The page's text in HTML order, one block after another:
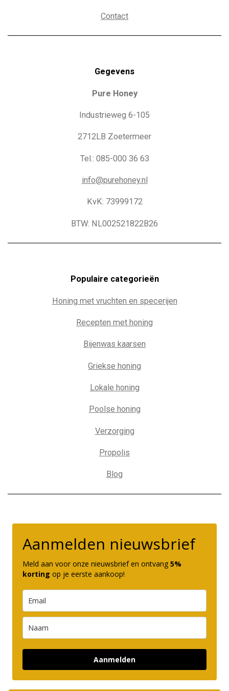
Contact
Gegevens
Pure Honey
Industrieweg 6-105
2712LB Zoetermeer
Tel.: 085-000 36 63
info@purehoney.nl
KvK: 73999172
BTW: NL002521822B26
Populaire categorieën
Honing met vruchten en specerijen
Recepten met honing
Bijenwas kaarsen
Griekse honing
Lokale honing
Poolse honing
Verzorging
Propolis
Blog
Aanmelden nieuwsbrief
Meld aan voor onze nieuwsbrief en ontvang 5%
korting op je eerste aankoop!
Aanmelden